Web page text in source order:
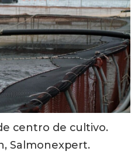
centro de cultivo.
Salmonexpert.